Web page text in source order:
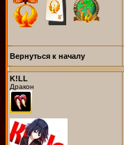
Вернуться к началу
K!LL
Дракон